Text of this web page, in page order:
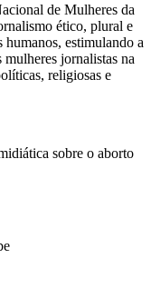
de Mulheres da
ético, plural e
estimulando a
jornalistas na
religiosas e
sobre o aborto